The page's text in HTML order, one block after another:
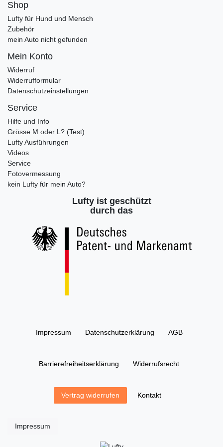
Shop
Lufty für Hund und Mensch
Zubehör
mein Auto nicht gefunden
Mein Konto
Widerruf
Widerrufformular
Datenschutzeinstellungen
Service
Hilfe und Info
Grösse M oder L? (Test)
Lufty Ausführungen
Videos
Service
Fotovermessung
kein Lufty für mein Auto?
Lufty ist geschützt
durch das
Impressum Daten­schutz­erklärung AGB
Barrierefreiheitserklärung Widerrufs­recht
Vertrag widerrufen Kontakt
Impressum